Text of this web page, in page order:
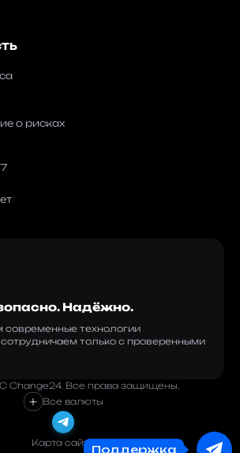
о рисках
Надёжно.
технологии
только с проверенными
Change24. Все права защищены.
+ Все валюты
Карта сайта Поддержка